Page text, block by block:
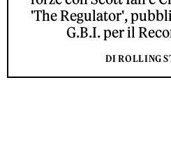
'The Regulator',
G.B.I. per il
DI ROLLING